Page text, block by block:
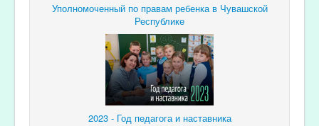
Уполномоченный по правам ребенка в Чувашской
Республике
2023 - Год педагога и наставника